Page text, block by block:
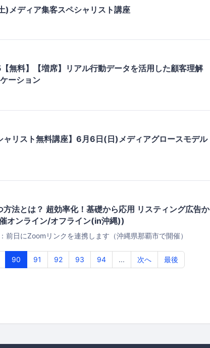
)メディア集客スペシャリスト講座
無料】【増席】リアル行動データを活用した顧客理解
ーション
ャリスト無料講座】6月6日(日)メディアグロースモデル
方法とは？ 超効率化！基礎から応用 リスティング広告か
オンライン/オフライン(in沖縄))
前日にZoomリンクを連携します（沖縄県那覇市で開催）
90 91 92 93 94 ... 次へ 最後